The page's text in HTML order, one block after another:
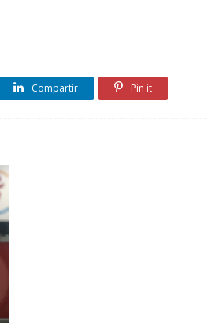
Compartir Pin it